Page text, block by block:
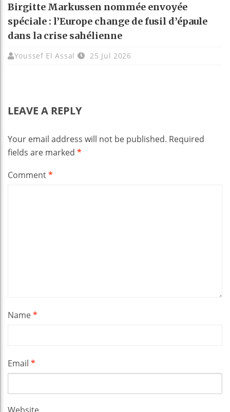
Birgitte Markussen nommée envoyée
spéciale : l’Europe change de fusil d’épaule
dans la crise sahélienne
Youssef El Assal 25 Jul 2026
LEAVE A REPLY
Your email address will not be published. Required
fields are marked *
Comment*
Name*
Email *